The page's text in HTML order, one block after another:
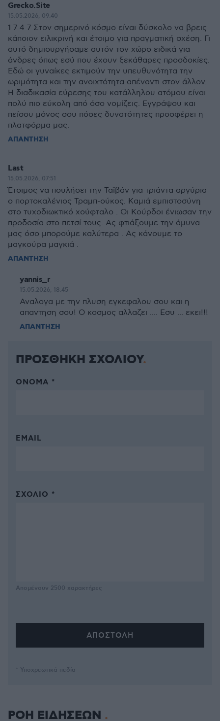
Grecko.Site
15.05.2026, 09:40
1 7 4 7 Στον σημερινό κόσμο είναι δύσκολο να βρεις
κάποιον ειλικρινή και έτοιμο για πραγματική σχέση. Γι
αυτό δημιουργήσαμε αυτόν τον χώρο ειδικά για
άνδρες όπως εσύ που έχουν ξεκάθαρες προσδοκίες.
Εδώ οι γυναίκες εκτιμούν την υπευθυνότητα την
ωριμότητα και την ανοιχτότητα απέναντι στον άλλον.
Η διαδικασία εύρεσης του κατάλληλου ατόμου είναι
πολύ πιο εύκολη από όσο νομίζεις. Εγγράψου και
πείσου μόνος σου πόσες δυνατότητες προσφέρει η
πλατφόρμα μας.
ΑΠΑΝΤΗΣΗ
Last
15.05.2026, 07:51
Έτοιμος να πουλήσει την Ταϊβάν για τριάντα αργύρια
ο πορτοκαλένιος Τραμπ-ούκος. Καμιά εμπιστοσύνη
στο τυχοδιωκτικό χούφταλο . Οι Κούρδοι ένιωσαν την
προδοσία στο πετσί τους. Ας φτιάξουμε την άμυνα
μας όσο μπορούμε καλύτερα . Ας κάνουμε το
μαγκούρα μαγκιά .
ΑΠΑΝΤΗΣΗ
yannis_r
15.05.2026, 18:45
Αναλογα με την πλυση εγκεφαλου σου και η
απαντηση σου! Ο κοσμος αλλαζει .... Εσυ ... εκει!!!
ΑΠΑΝΤΗΣΗ
ΠΡΟΣΘΗΚΗ ΣΧΟΛΙΟΥ
ΌΝΟΜΑ *
EMAIL
ΣΧΌΛΙΟ *
Απομένουν 2500 χαρακτήρες
* Υποχρεωτικά πεδία
ΡΟΗ ΕΙΔΗΣΕΩΝ